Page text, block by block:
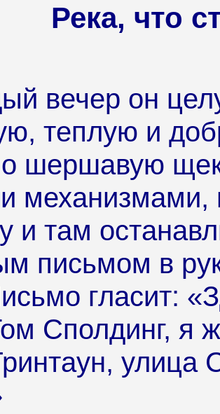
Река, что
вечер он
теплую и
о шершавую
и там
письмом в
гласит:
Сполдинг, я